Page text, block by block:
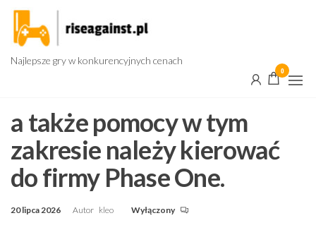
Przejdź
treści
Najlepsze gry w konkurencyjnych cenach
0
a także pomocy w tym
zakresie należy kierować
do firmy Phase One.
20 lipca 2026 Autor kleo Wyłączony